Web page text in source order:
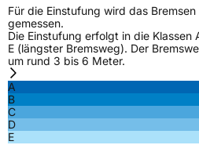
EU Label
EffizienzB
Nasshaftung
Für die Einstufung wird das
gemessen.
Die Einstufung erfolgt in die
E (längster Bremsweg). Der
um rund 3 bis 6 Meter.
A
B
C
D
E